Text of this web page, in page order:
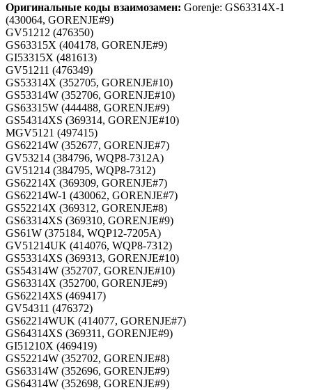
Оригинальные коды взаимозамен: Gorenje: GS63314X-1
(430064, GORENJE#9)
GV51212 (476350)
GS63315X (404178, GORENJE#9)
GI53315X (481613)
GV51211 (476349)
GS53314X (352705, GORENJE#10)
GS53314W (352706, GORENJE#10)
GS63315W (444488, GORENJE#9)
GS54314XS (369314, GORENJE#10)
MGV5121 (497415)
GS62214W (352677, GORENJE#7)
GV53214 (384796, WQP8-7312A)
GV51214 (384795, WQP8-7312)
GS62214X (369309, GORENJE#7)
GS62214W-1 (430062, GORENJE#7)
GS52214X (369312, GORENJE#8)
GS63314XS (369310, GORENJE#9)
GS61W (375184, WQP12-7205A)
GV51214UK (414076, WQP8-7312)
GS53314XS (369313, GORENJE#10)
GS54314W (352707, GORENJE#10)
GS63314X (352700, GORENJE#9)
GS62214XS (469417)
GV54311 (476372)
GS62214WUK (414077, GORENJE#7)
GS64314XS (369311, GORENJE#9)
GI51210X (469419)
GS52214W (352702, GORENJE#8)
GS63314W (352696, GORENJE#9)
GS64314W (352698, GORENJE#9)